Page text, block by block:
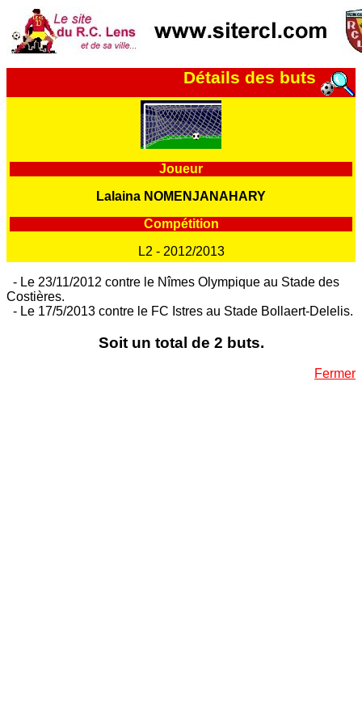
Détails des buts
Joueur
Lalaina NOMENJANAHARY
Compétition
L2 - 2012/2013
- Le 23/11/2012 contre le Nîmes Olympique au Stade des
Costières.
- Le 17/5/2013 contre le FC Istres au Stade Bollaert-Delelis.
Soit un total de 2 buts.
Fermer